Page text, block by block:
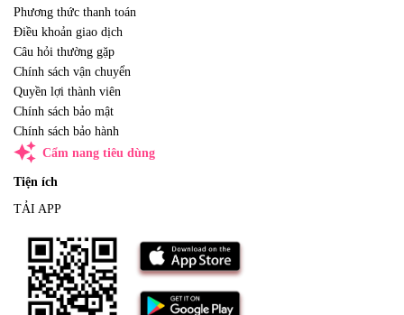
Phương thức thanh toán
Điều khoản giao dịch
Câu hỏi thường gặp
Chính sách vận chuyển
Quyền lợi thành viên
Chính sách bảo mật
Chính sách bảo hành
auto_awesome Cẩm nang tiêu dùng
Tiện ích
TẢI APP